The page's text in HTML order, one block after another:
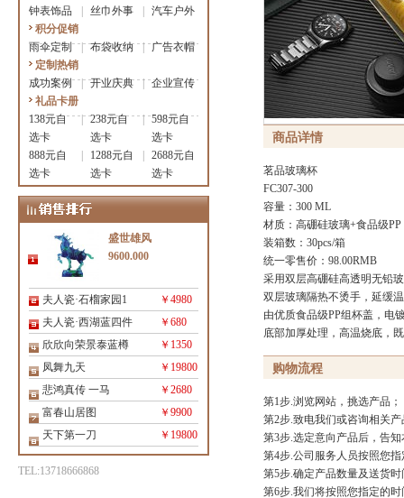
钟表饰品
丝巾外事
汽车户外
积分促销
雨伞定制
布袋收纳 |
广告衣帽
定制热销
成功案例
开业庆典 | 企业宣传
礼品卡册
138元自
选卡
238元自
选卡
| 598元自
选卡
888元自
选卡
1288元自
选卡
2688元自
选卡
盛世雄风
9600.000
夫人瓷·石榴家园1
￥4980
夫人瓷·西湖蓝四件
￥680
欣欣向荣景泰蓝樽
￥1350
凤舞九天
￥19800
悲鸿真传 一马
￥2680
富春山居图
￥9900
天下第一刀
￥19800
TEL:13718666868
商品详情
茗品玻璃杯
FC307-300
容量：300 ML
材质：高硼硅玻璃+食品级PP
装箱数：30pcs/箱
统一零售价：98.00RMB
采用双层高硼硅高透明无铅
双层玻璃隔热不烫手，延缓
由优质食品级PP组杯盖，电
底部加厚处理，高温烧底，
购物流程
第1步.浏览网站，挑选产品；
第2步.致电我们或咨询相关
第3步.选定意向产品后，告
第4步.公司服务人员按照您
第5步.确定产品数量及送货
第6步.我们将按照您指定的